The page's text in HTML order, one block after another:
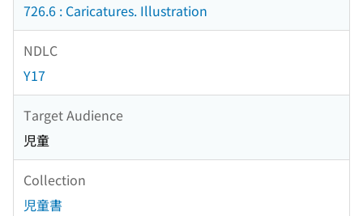
726.6 : Caricatures. Illustration
NDLC
Y17
Target Audience
児童
Collection
児童書